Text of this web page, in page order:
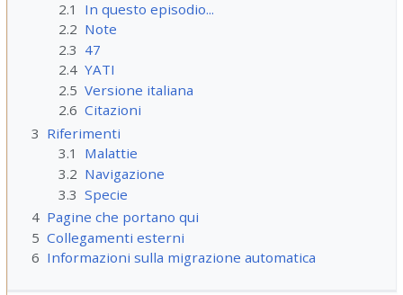
2.1
In questo episodio...
2.2 Note
2.3 47
2.4 YATI
2.5 Versione italiana
2.6 Citazioni
3 Riferimenti
3.1
Malattie
3.2 Navigazione
3.3 Specie
4 Pagine che portano qui
5 Collegamenti esterni
6 Informazioni sulla migrazione automatica